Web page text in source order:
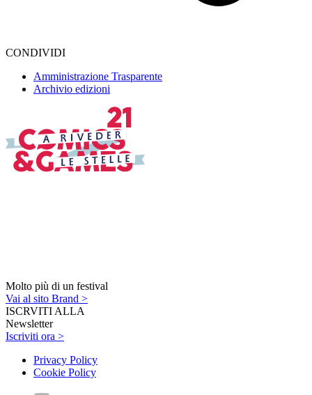
CONDIVIDI
Amministrazione Trasparente
Archivio edizioni
Molto più di un festival
Vai al sito Brand >
ISCRVITI ALLA
Newsletter
Iscriviti ora >
Privacy Policy
Cookie Policy